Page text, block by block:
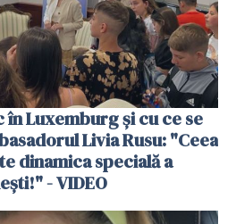
Luxemburg și cu ce se
Livia Rusu: "Ceea
dinamica specială a
- VIDEO